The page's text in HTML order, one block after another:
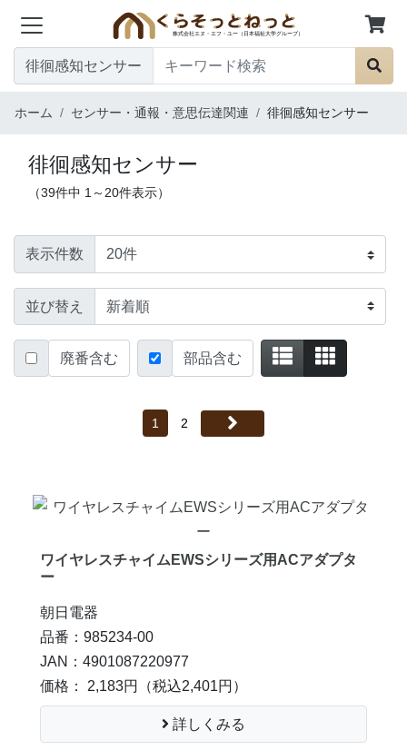
徘徊感知センサー
ホーム センサー・通報・意思伝達関連 徘徊感知センサー
徘徊感知センサー
（39件中 1～20件表示）
表示件数
並び替え
廃番含む 部品含む
1 2
ワイヤレスチャイムEWSシリーズ用ACアダプタ
ー
朝日電器
品番：985234-00
JAN：4901087220977
価格： 2,183円
（税込2,401円）
詳しくみる